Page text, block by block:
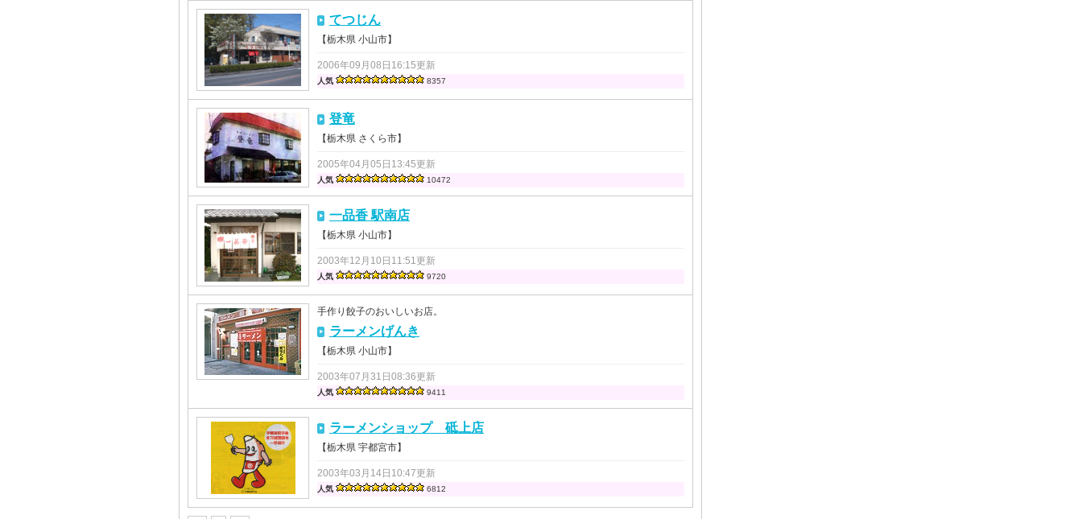
てつじん
【栃木県 小山市】
2006年09月08日16:15更新
人気 8357
登竜
【栃木県 さくら市】
2005年04月05日13:45更新
人気 10472
一品香 駅南店
【栃木県 小山市】
2003年12月10日11:51更新
人気 9720
手作り餃子のおいしいお店。
ラーメンげんき
【栃木県 小山市】
2003年07月31日08:36更新
人気 9411
ラーメンショップ 砥上店
【栃木県 宇都宮市】
2003年03月14日10:47更新
人気 6812